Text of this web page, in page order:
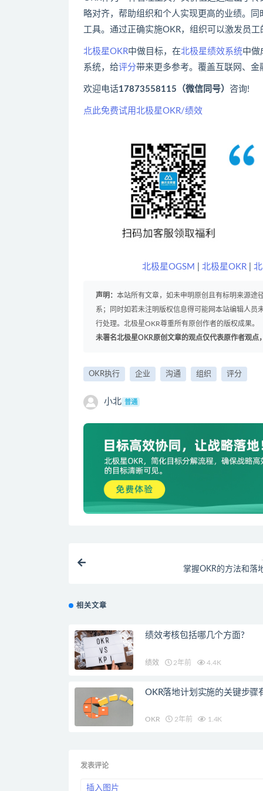
略对齐，帮助组织和个人实现更高的业绩。
工具。通过正确实施OKR，组织可以激发员
北极星OKR中做目标，在北极星绩效系统中做
系统，给评分带来更多参考。覆盖互联网、
欢迎电话17873558115（微信同号） 咨询!
点此免费试用北极星OKR/绩效
北极星OGSM 北极星OKR|
声明： 本站所有文章，如未申明原创且有标明来源途
系；同时如若未注明版权信息得可能网本站编辑人员
行处理。北极星OKR尊重所有原创作者的版权成果。
未署名北极星OKR原创文章的观点仅代表原作者观点
OKR执行 企业 沟通 组织 评分
小北 普通
掌握OKR的方法和落
相关文章
绩效考核包括哪几个方面?
绩效 2年前 4.4K
OKR落地计划实施的关键步骤
OKR 2年前 1.4K
发表评论
插入图片